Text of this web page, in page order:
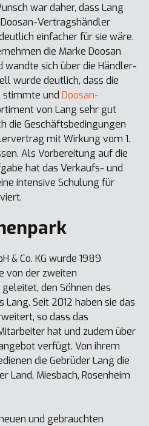
war daher, dass Lang
Vertragshändler
einfacher für sie wäre.
die Marke Doosan
wandte sich über die Händler-
wurde deutlich, dass die
stimmte und Doosan-
von Lang sehr gut
die Geschäftsbedingungen
mit Wirkung vom 1.
Als Vorbereitung auf die
hat das Verkaufs- und
intensive Schulung für
& Co. KG wurde 1989
von der zweiten
den Söhnen des
Seit 2012 haben sie das
so dass das
hat und zudem über
verfügt. Von ihrem
die Gebrüder Lang die
Land, Miesbach, Rosenheim
und gebrauchten